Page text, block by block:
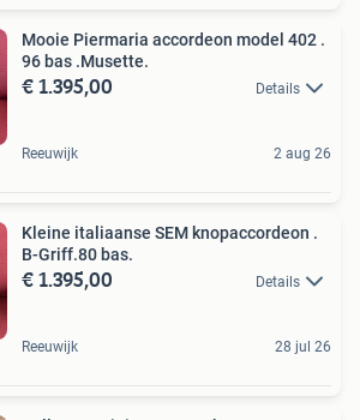
Mooie Piermaria accordeon model 402 .
96 bas .Musette.
€ 1.395,00 Details
Reeuwijk 2 aug 26
Kleine italiaanse SEM knopaccordeon .
B-Griff.80 bas.
€ 1.395,00 Details
Reeuwijk 28 jul 26